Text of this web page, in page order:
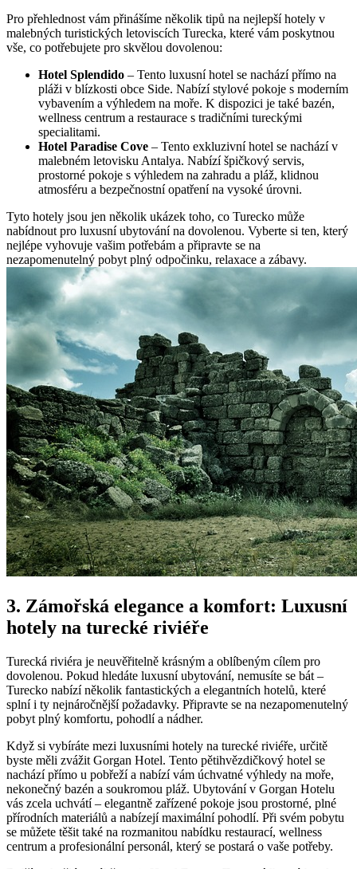
Pro přehlednost vám přinášíme několik tipů na nejlepší hotely v
malebných turistických letoviscích Turecka, které vám poskytnou
vše, co potřebujete pro skvělou dovolenou:
Hotel Splendido – Tento luxusní hotel se nachází přímo na
pláži v blízkosti obce Side. Nabízí stylové pokoje s moderním
vybavením a výhledem na moře. K dispozici je také bazén,
wellness centrum a restaurace s tradičními tureckými
specialitami.
Hotel Paradise Cove – Tento exkluzivní hotel se nachází v
malebném letovisku Antalya. Nabízí špičkový servis,
prostorné pokoje s výhledem na zahradu a pláž, klidnou
atmosféru a bezpečnostní opatření na vysoké úrovni.
Tyto hotely jsou jen několik ukázek toho, co Turecko může
nabídnout pro luxusní ubytování na dovolenou. Vyberte si ten, který
nejlépe vyhovuje vašim potřebám a připravte se na
nezapomenutelný pobyt plný odpočinku, relaxace a zábavy.
3. Zámořská elegance a komfort: Luxusní
hotely na turecké riviéře
Turecká riviéra je neuvěřitelně krásným a oblíbeným cílem pro
dovolenou. Pokud hledáte luxusní ubytování, nemusíte se bát –
Turecko nabízí několik fantastických a elegantních hotelů, které
splní i ty nejnáročnější požadavky. Připravte se na nezapomenutelný
pobyt plný komfortu, pohodlí a nádher.
Když si vybíráte mezi luxusními hotely na turecké riviéře, určitě
byste měli zvážit Gorgan Hotel. Tento pětihvězdičkový hotel se
nachází přímo u pobřeží a nabízí vám úchvatné výhledy na moře,
nekonečný bazén a soukromou pláž. Ubytování v Gorgan Hotelu
vás zcela uchvátí – elegantně zařízené pokoje jsou prostorné, plné
přírodních materiálů a nabízejí maximální pohodlí. Při svém pobytu
se můžete těšit také na rozmanitou nabídku restaurací, wellness
centrum a profesionální personál, který se postará o vaše potřeby.